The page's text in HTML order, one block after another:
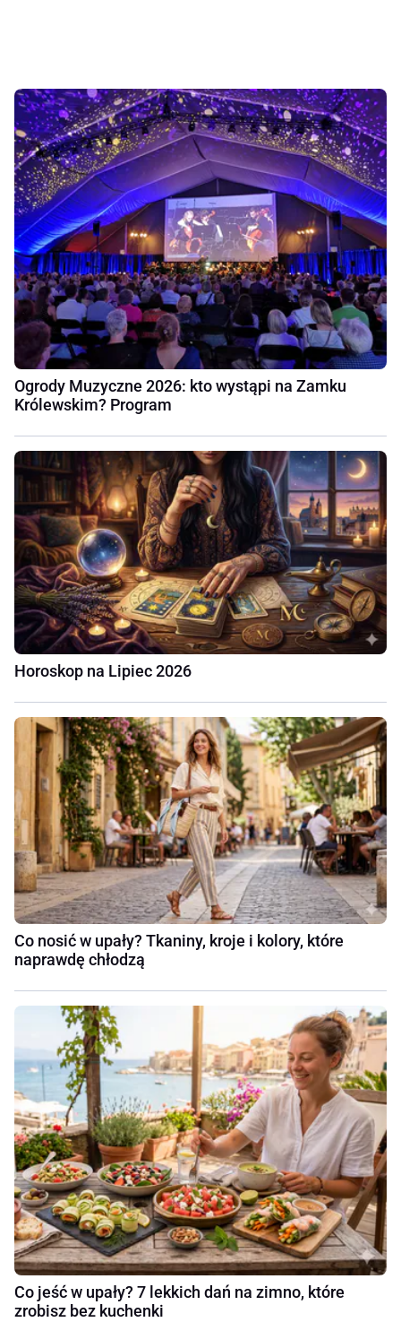
Ogrody Muzyczne 2026: kto wystąpi na Zamku
Królewskim? Program
Horoskop na Lipiec 2026
Co nosić w upały? Tkaniny, kroje i kolory, które
naprawdę chłodzą
Co jeść w upały? 7 lekkich dań na zimno, które
zrobisz bez kuchenki